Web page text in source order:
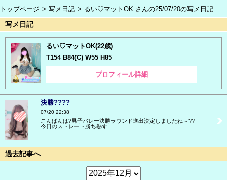
トップページ 写メ日記 るい♡マットOK さんの25/07/20の写メ日記
写メ日記
るい♡マットOK(22歳)
T154 B84(C) W55 H85
プロフィール詳細
決勝????
07/20 22:38
こんばんは?男子バレー決勝ラウンド進出決定しましたね～??
今日のストレート勝ち熱す…
過去記事へ